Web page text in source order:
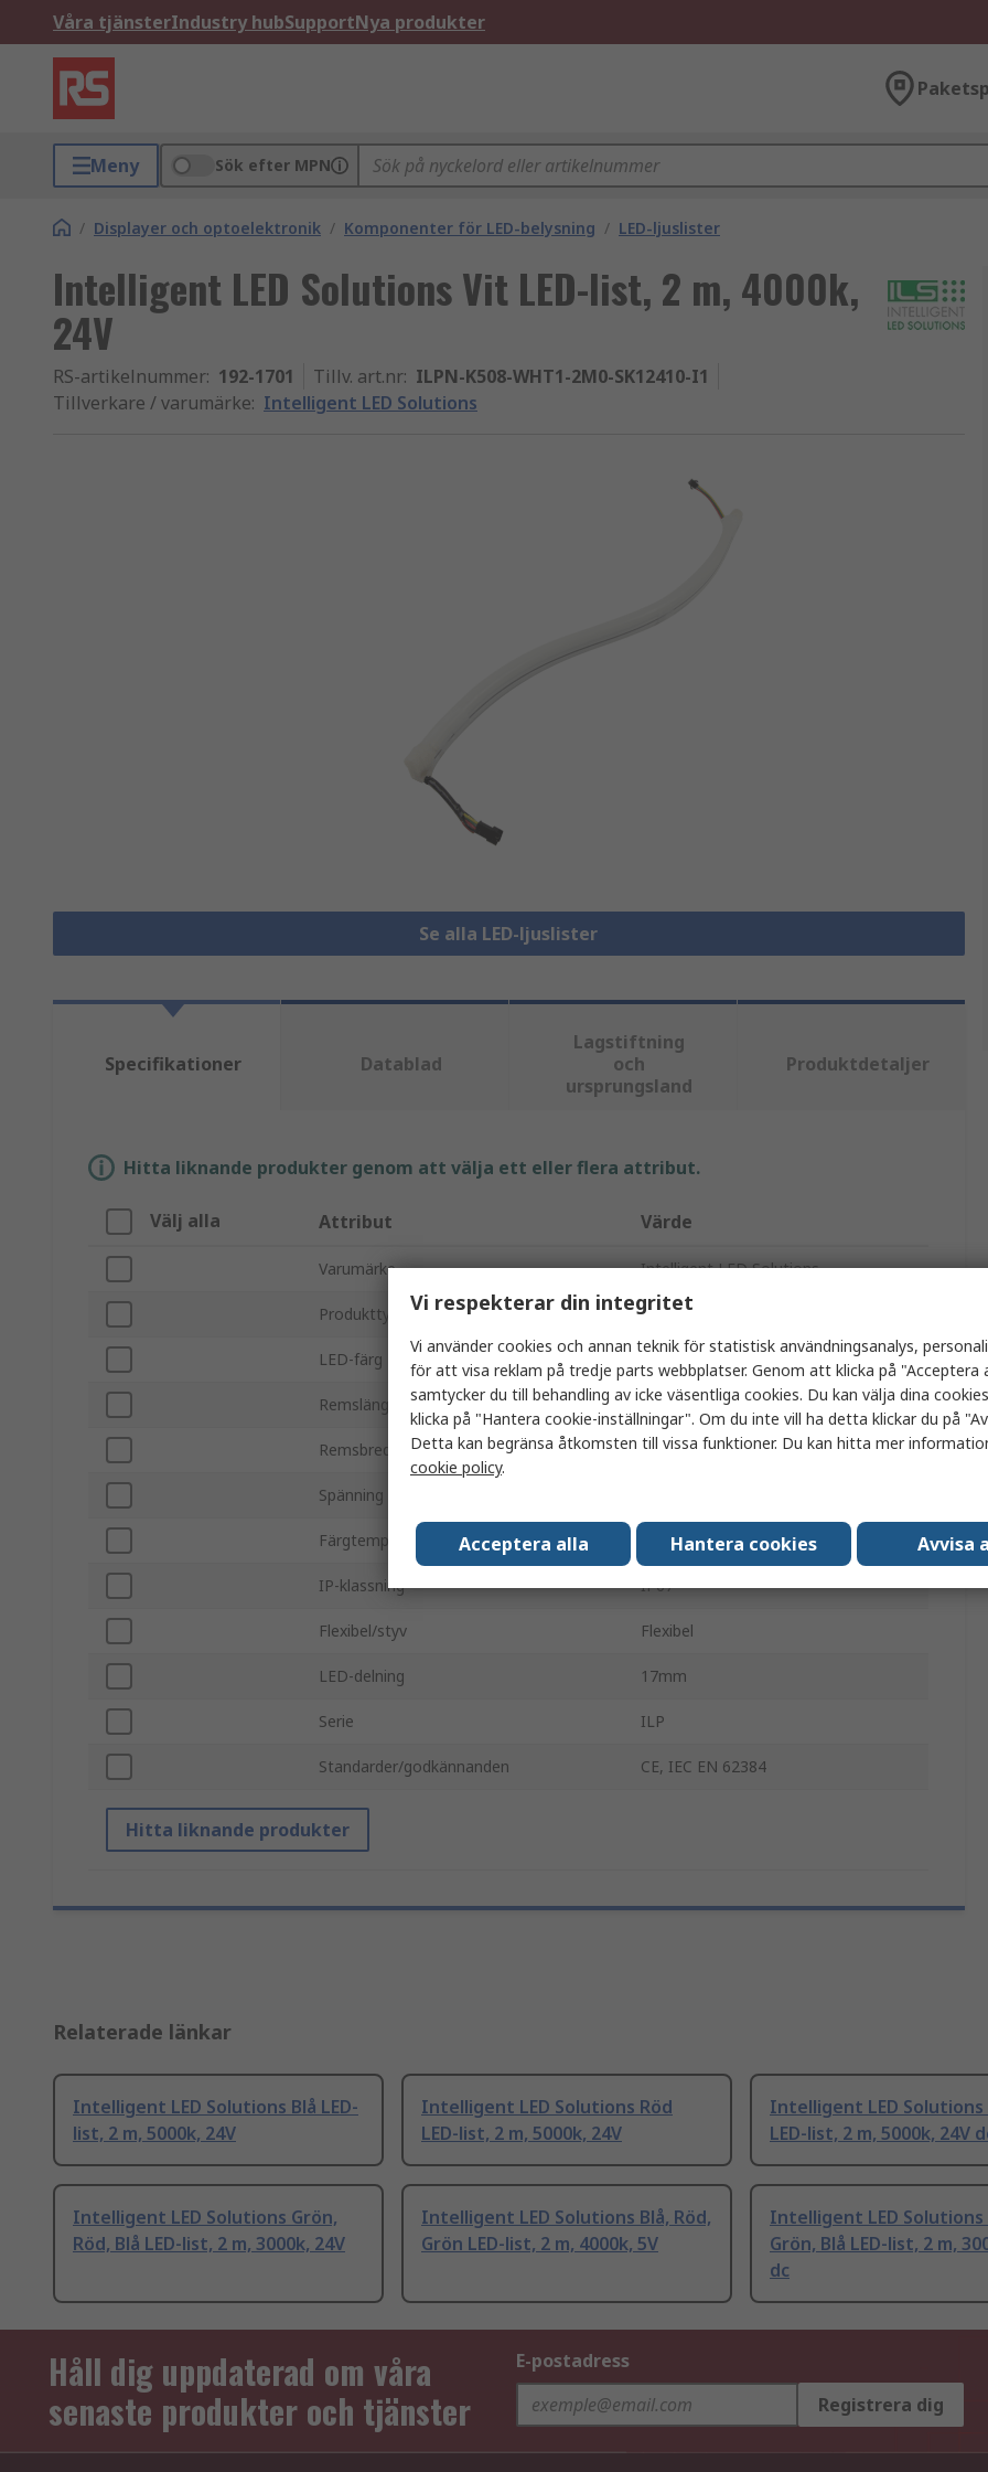
Våra tjänsterIndustry hubSupportNya produkter
Meny Sök efter MPN
/ Displayer och optoelektronik / Komponenter för LED-belysning / LED-ljuslister
Intelligent LED Solutions Vit LED-list, 2 m, 4000k,
24V
RS-artikelnummer: 192-1701 Tillv. art.nr: ILPN-K508-WHT1-2M0-SK12410-I1
Tillverkare / varumärke: Intelligent LED Solutions
Se alla LED-ljuslister
Specifikationer Datablad
Lagstiftning
och
ursprungsland
Produktdetaljer
Hitta liknande produkter genom att välja ett eller flera attribut.
Välj alla Attribut Värde
Varumärke Intelligent LED Solutions
Produkttyp LED-list
LED-färg
Remslängd 2m
Remsbredd 13mm
Spänning
Färgtemperatur 4000k
IP-klassning IP67
Flexibel/styv Flexibel
LED-delning 17mm
Serie ILP
Standarder/godkännanden CE, IEC EN 62384
Hitta liknande produkter
Relaterade länkar
Intelligent LED Solutions Blå LED-
list, 2 m, 5000k, 24V
Intelligent LED Solutions Röd
LED-list, 2 m, 5000k, 24V
Intelligent LED Solutions
LED-list, 2 m, 5000k, 24V
Intelligent LED Solutions Grön,
Röd, Blå LED-list, 2 m, 3000k, 24V
Intelligent LED Solutions Blå, Röd,
Grön LED-list, 2 m, 4000k, 5V
Intelligent LED Solutions
Grön, Blå LED-list, 2 m,
dc
Håll dig uppdaterad om våra
senaste produkter och tjänster
E-postadress
Registrera dig
Vi respekterar din integritet
Vi använder cookies och annan teknik för statistisk användningsanalys,
för att visa reklam på tredje parts webbplatser. Genom att klicka på "Acceptera
samtycker du till behandling av icke väsentliga cookies. Du kan välja dina
klicka på "Hantera cookie-inställningar". Om du inte vill ha detta klickar du på
Detta kan begränsa åtkomsten till vissa funktioner. Du kan hitta mer
cookie policy.
Acceptera alla Hantera cookies Avvisa